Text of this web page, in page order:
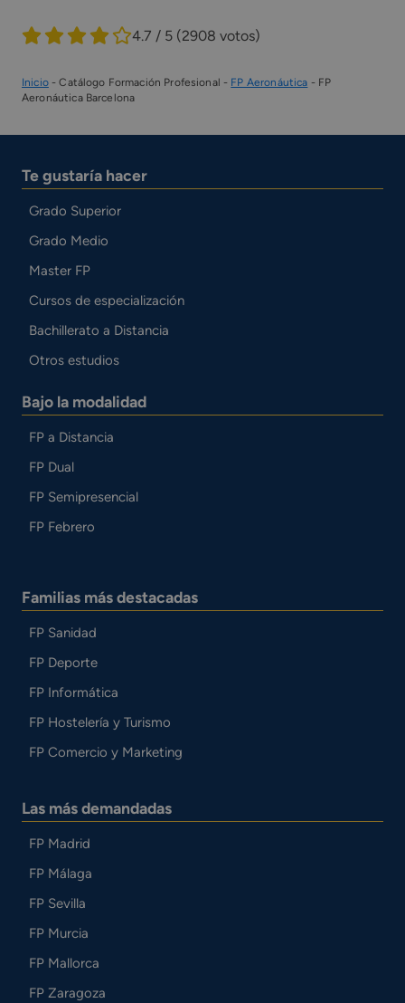
4.7 / 5 (2908 votos)
Inicio-Catálogo Formación Profesional - FP Aeronáutica - FP
Aeronáutica Barcelona
Te gustaría hacer
Grado Superior
Grado Medio
Master FP
Cursos de especialización
Bachillerato a Distancia
Otros estudios
Bajo la modalidad
FP a Distancia
FP Dual
FP Semipresencial
FP Febrero
Familias más destacadas
FP Sanidad
FP Deporte
FP Informática
FP Hostelería y Turismo
FP Comercio y Marketing
Las más demandadas
FP Madrid
FP Málaga
FP Sevilla
FP Murcia
FP Mallorca
FP Zaragoza